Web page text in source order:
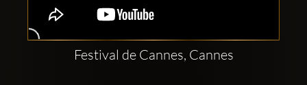
Festival de Cannes, Cannes